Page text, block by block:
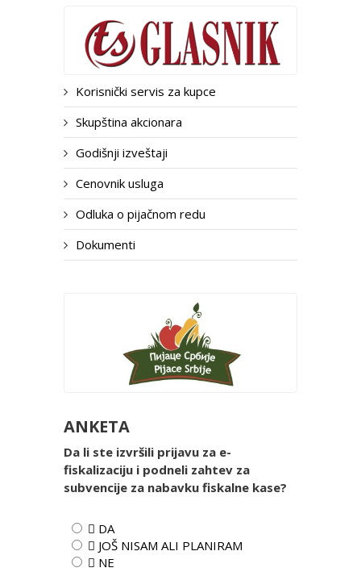
Korisnički servis za kupce
Skupština akcionara
Godišnji izveštaji
Cenovnik usluga
Odluka o pijačnom redu
Dokumenti
ANKETA
Da li ste izvršili prijavu za e-
fiskalizaciju i podneli zahtev za
subvencije za nabavku fiskalne kase?
 DA
 JOŠ NISAM ALI PLANIRAM
 NE